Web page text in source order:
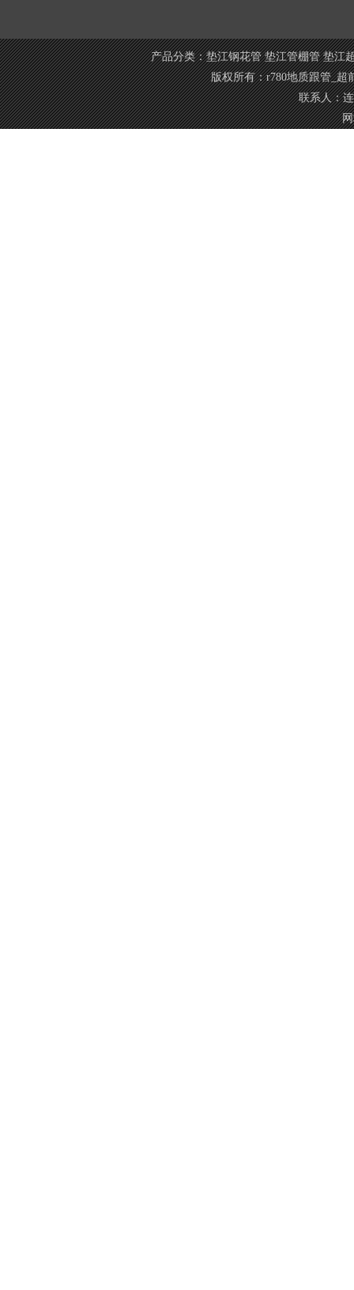
产品分类：垫江钢花管 垫江管棚管 垫江
版权所有：r780地质跟管_
联系人：